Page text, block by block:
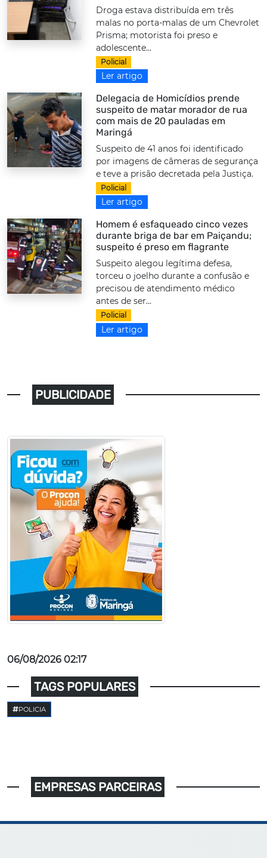
Droga estava distribuída em três
malas no porta-malas de um Chevrolet
Prisma; motorista foi preso e
adolescente...
Policial
Ler artigo
Delegacia de Homicídios prende
suspeito de matar morador de rua
com mais de 20 pauladas em
Maringá
Suspeito de 41 anos foi identificado
por imagens de câmeras de segurança
e teve a prisão decretada pela Justiça.
Policial
Ler artigo
Homem é esfaqueado cinco vezes
durante briga de bar em Paiçandu;
suspeito é preso em flagrante
Suspeito alegou legítima defesa,
torceu o joelho durante a confusão e
precisou de atendimento médico
antes de ser...
Policial
Ler artigo
PUBLICIDADE
06/08/2026 02:17
TAGS POPULARES
POLICIA
EMPRESAS PARCEIRAS